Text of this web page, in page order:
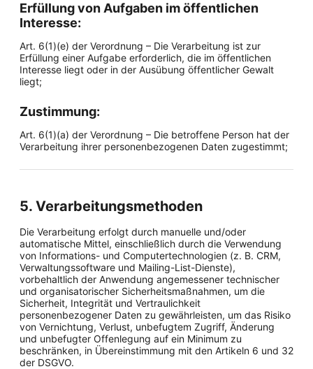
Erfüllung von Aufgaben im öffentlichen
Interesse:
Art. 6(1)(e) der Verordnung – Die Verarbeitung ist zur
Erfüllung einer Aufgabe erforderlich, die im öffentlichen
Interesse liegt oder in der Ausübung öffentlicher Gewalt
liegt;
Zustimmung:
Art. 6(1)(a) der Verordnung – Die betroffene Person hat der
Verarbeitung ihrer personenbezogenen Daten zugestimmt;
5. Verarbeitungsmethoden
Die Verarbeitung erfolgt durch manuelle und/oder
automatische Mittel, einschließlich durch die Verwendung
von Informations- und Computertechnologien (z. B. CRM,
Verwaltungssoftware und Mailing-List-Dienste),
vorbehaltlich der Anwendung angemessener technischer
und organisatorischer Sicherheitsmaßnahmen, um die
Sicherheit, Integrität und Vertraulichkeit
personenbezogener Daten zu gewährleisten, um das Risiko
von Vernichtung, Verlust, unbefugtem Zugriff, Änderung
und unbefugter Offenlegung auf ein Minimum zu
beschränken, in Übereinstimmung mit den Artikeln 6 und 32
der DSGVO.